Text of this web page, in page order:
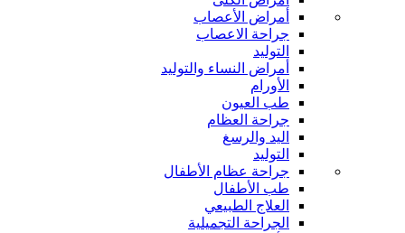
أمراض الأعصاب
جراحة الاعصاب
التوليد
أمراض النساء والتوليد
الأورام
طب العيون
جراحة العظام
اليد والرسغ
التوليد
جراحة عظام الأطفال
طب الأطفال
العلاج الطبيعي
الجراحة التجميلية